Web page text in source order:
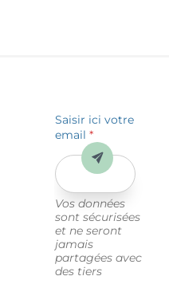
Saisir ici votre
email*
Vos données
sont sécurisées
et ne seront
jamais
partagées avec
des tiers
Envoyer